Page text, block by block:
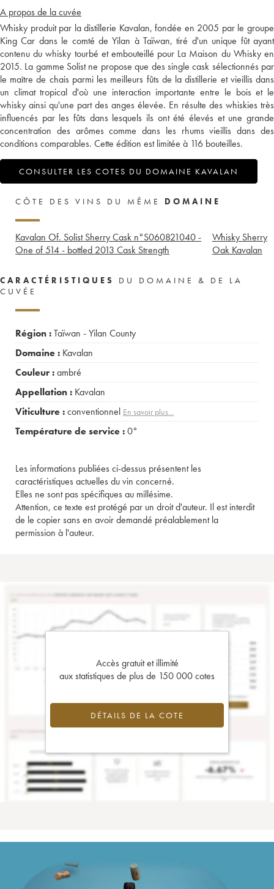
A propos de la cuvée
Whisky produit par la distillerie Kavalan, fondée en 2005 par le groupe
King Car dans le comté de Yilan à Taïwan, tiré d'un unique fût ayant
contenu du whisky tourbé et embouteillé pour La Maison du Whisky en
2015. La gamme Solist ne propose que des single cask sélectionnés par
le maître de chais parmi les meilleurs fûts de la distillerie et vieillis dans
un climat tropical d'où une interaction importante entre le bois et le
whisky ainsi qu'une part des anges élevée. En résulte des whiskies très
influencés par les fûts dans lesquels ils ont été élevés et une grande
concentration des arômes comme dans les rhums vieillis dans des
conditions comparables. Cette édition est limitée à 116 bouteilles.
CONSULTER LES COTES DU DOMAINE KAVALAN
CÔTE DES VINS DU MÊME DOMAINE
Kavalan Of. Solist Sherry Cask n°S060821040 -
One of 514 - bottled 2013 Cask Strength
Whisky Sherry
Oak Kavalan
CARACTÉRISTIQUES
DU DOMAINE & DE LA
CUVÉE
Région :Taïwan - Yilan County
Domaine : Kavalan
Couleur :ambré
Appellation : Kavalan
Viticulture :conventionnel En savoir plus...
Température de service :0°
Les informations publiées ci-dessus présentent les
caractéristiques actuelles du vin concerné.
Elles ne sont pas spécifiques au millésime.
Attention, ce texte est protégé par un droit d'auteur. Il est interdit
de le copier sans en avoir demandé préalablement la
permission à l'auteur.
Accès gratuit et illimité
aux statistiques de plus de 150 000 cotes
DÉTAILS DE LA COTE